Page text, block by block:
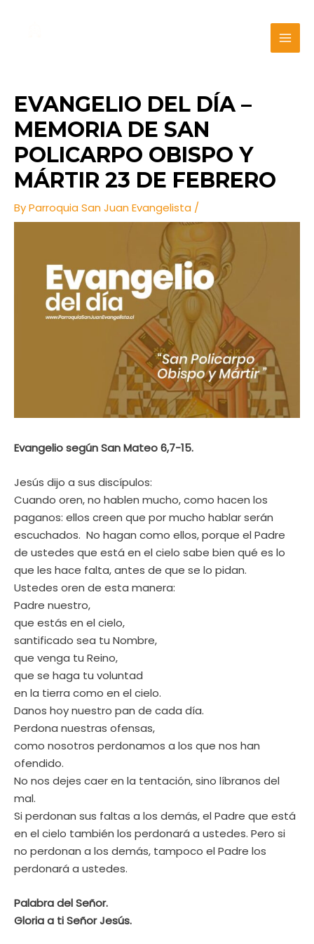
EVANGELIO DEL DÍA –
MEMORIA DE SAN
POLICARPO OBISPO Y
MÁRTIR 23 DE FEBRERO
ByParroquia San Juan Evangelista /
Evangelio según San Mateo 6,7-15.
Jesús dijo a sus discípulos:
Cuando oren, no hablen mucho, como hacen los
paganos: ellos creen que por mucho hablar serán
escuchados. No hagan como ellos, porque el Padre
de ustedes que está en el cielo sabe bien qué es lo
que les hace falta, antes de que se lo pidan.
Ustedes oren de esta manera:
Padre nuestro,
que estás en el cielo,
santificado sea tu Nombre,
que venga tu Reino,
que se haga tu voluntad
en la tierra como en el cielo.
Danos hoy nuestro pan de cada día.
Perdona nuestras ofensas,
como nosotros perdonamos a los que nos han
ofendido.
No nos dejes caer en la tentación, sino líbranos del
mal.
Si perdonan sus faltas a los demás, el Padre que está
en el cielo también los perdonará a ustedes. Pero si
no perdonan a los demás, tampoco el Padre los
perdonará a ustedes.
Palabra del Señor.
Gloria a ti Señor Jesús.